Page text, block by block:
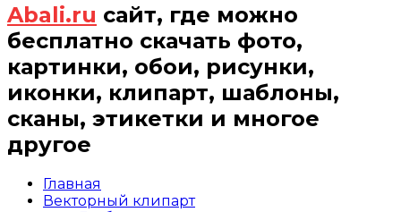
Abali.ru сайт, где можно
бесплатно скачать фото,
картинки, обои, рисунки,
иконки, клипарт, шаблоны,
сканы, этикетки и многое
другое
Главная
Векторный клипарт